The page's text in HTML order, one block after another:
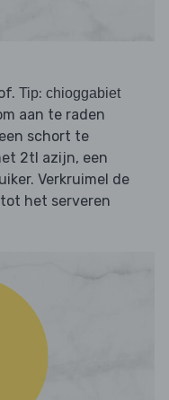
Tip: chioggabiet
aan te raden
schort te
2tl azijn, een
Verkruimel de
het serveren